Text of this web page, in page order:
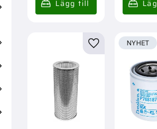
Lägg till i favoriter
NYHET